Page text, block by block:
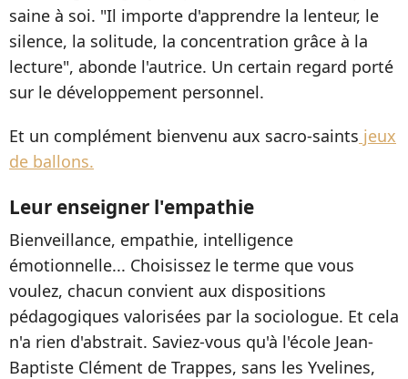
saine à soi. "Il importe d'apprendre la lenteur, le
silence, la solitude, la concentration grâce à la
lecture", abonde l'autrice. Un certain regard porté
sur le développement personnel.
Et un complément bienvenu aux sacro-saints jeux
de ballons.
Leur enseigner l'empathie
Bienveillance, empathie, intelligence
émotionnelle... Choisissez le terme que vous
voulez, chacun convient aux dispositions
pédagogiques valorisées par la sociologue. Et cela
n'a rien d'abstrait. Saviez-vous qu'à l'école Jean-
Baptiste Clément de Trappes, sans les Yvelines,